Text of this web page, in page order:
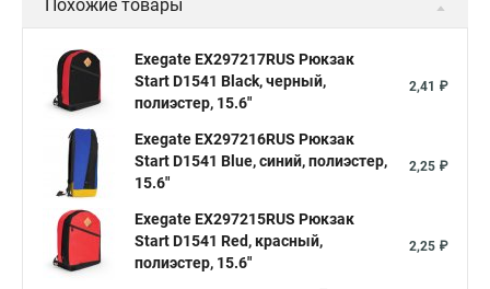
Похожие товары
Exegate EX297217RUS Рюкзак
Start D1541 Black, черный,
полиэстер, 15.6"
2,41 ₽
Exegate EX297216RUS Рюкзак
Start D1541 Blue, синий, полиэстер,
15.6"
2,25 ₽
Exegate EX297215RUS Рюкзак
Start D1541 Red, красный,
полиэстер, 15.6"
2,25 ₽